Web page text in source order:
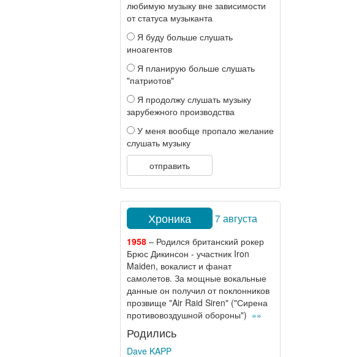
любимую музыку вне зависимости
от статуса музыканта
Я буду больше слушать
иноагентов
Я планирую больше слушать
"патриотов"
Я продолжу слушать музыку
зарубежного производства
У меня вообще пропало желание
слушать музыку
отправить
Хроника 7 августа
1958– Родился британский рокер
Брюс Дикинсон - участник Iron
Maiden, вокалист и фанат
самолетов. За мощные вокальные
данные он получил от поклонников
прозвище "Air Raid Siren" ("Сирена
противовоздушной обороны") »»
Родились
Dave KAPP